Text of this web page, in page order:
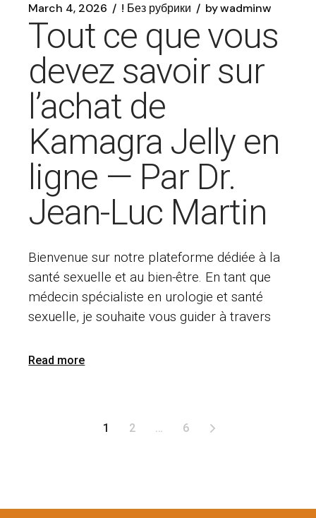
March 4, 2026 ! Без рубрики bywadminw
Tout ce que vous
devez savoir sur
l’achat de
Kamagra Jelly en
ligne — Par Dr.
Jean-Luc Martin
Bienvenue sur notre plateforme dédiée à la
santé sexuelle et au bien-être. En tant que
médecin spécialiste en urologie et santé
sexuelle, je souhaite vous guider à travers
Read more
Posts
1 2 … 6